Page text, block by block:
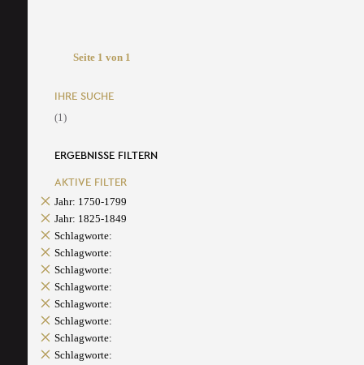
Seite 1 von 1
IHRE SUCHE
(1)
ERGEBNISSE FILTERN
AKTIVE FILTER
Jahr: 1750-1799
Jahr: 1825-1849
Schlagworte:
Schlagworte:
Schlagworte:
Schlagworte:
Schlagworte:
Schlagworte:
Schlagworte:
Schlagworte: